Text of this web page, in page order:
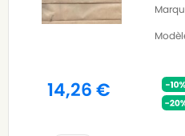
14,26€